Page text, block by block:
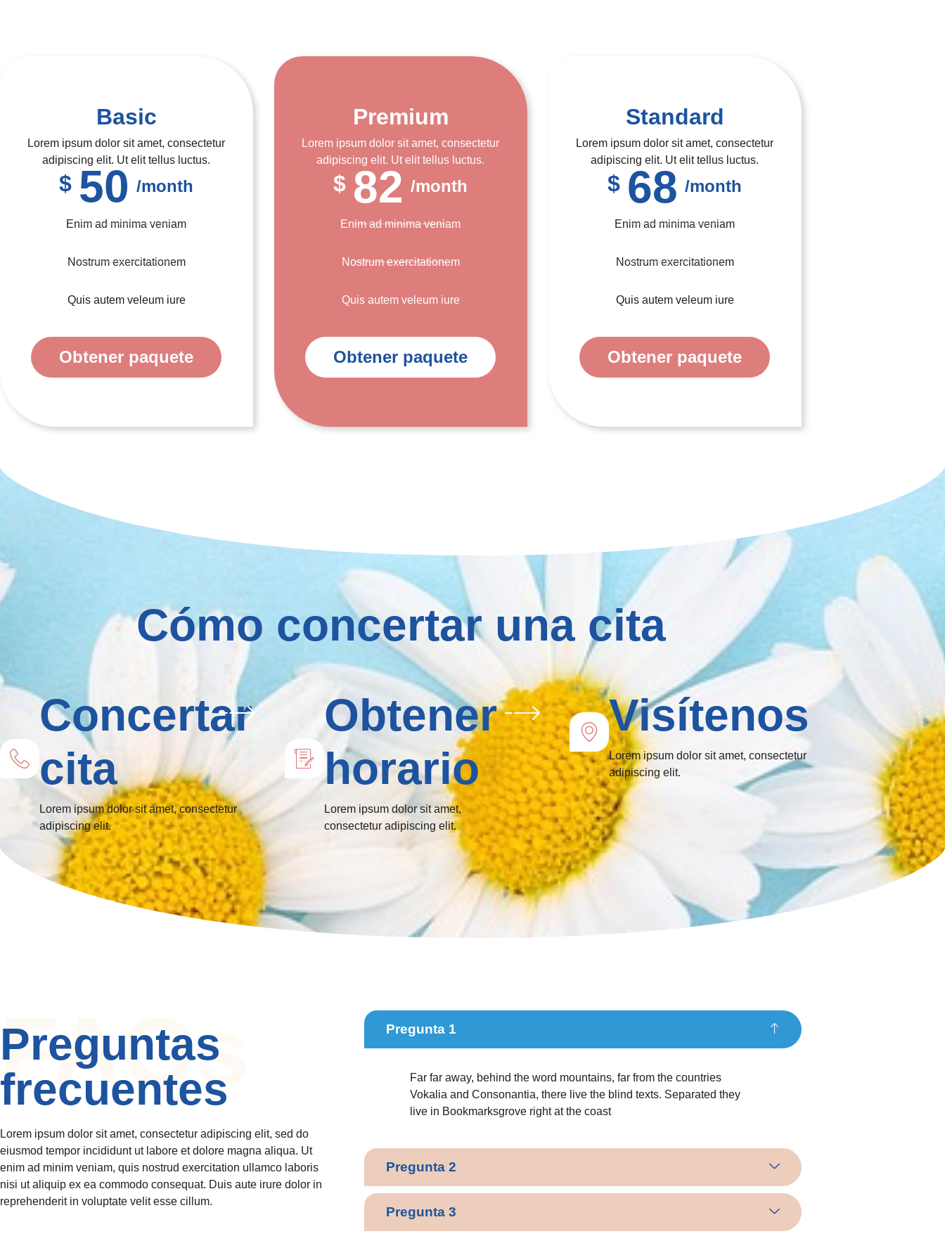
Basic
Lorem ipsum dolor sit amet, consectetur
adipiscing elit. Ut elit tellus luctus.
$ 50 /month
Enim ad minima veniam
Nostrum exercitationem
Quis autem veleum iure
Obtener paquete
Premium
Lorem ipsum dolor sit amet, consectetur
adipiscing elit. Ut elit tellus luctus.
$ 82 /month
Enim ad minima veniam
Nostrum exercitationem
Quis autem veleum iure
Obtener paquete
Standard
Lorem ipsum dolor sit amet, consectetur
adipiscing elit. Ut elit tellus luctus.
$ 68 /month
Enim ad minima veniam
Nostrum exercitationem
Quis autem veleum iure
Obtener paquete
Cómo concertar una cita
Concertar
cita
Lorem ipsum dolor sit amet, consectetur
adipiscing elit.
Obtener
horario
Lorem ipsum dolor sit amet,
consectetur adipiscing elit.
Visítenos
Lorem ipsum dolor sit amet, consectetur
adipiscing elit.
FAQs
Preguntas
frecuentes
Lorem ipsum dolor sit amet, consectetur adipiscing elit, sed do
eiusmod tempor incididunt ut labore et dolore magna aliqua. Ut
enim ad minim veniam, quis nostrud exercitation ullamco laboris
nisi ut aliquip ex ea commodo consequat. Duis aute irure dolor in
reprehenderit in voluptate velit esse cillum.
Pregunta 1
Far far away, behind the word mountains, far from the countries
Vokalia and Consonantia, there live the blind texts. Separated they
live in Bookmarksgrove right at the coast
Pregunta 2
Pregunta 3